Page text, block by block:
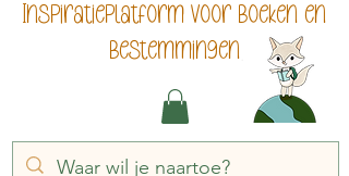
Inspiratieplatform voor boeken en
bestemmingen